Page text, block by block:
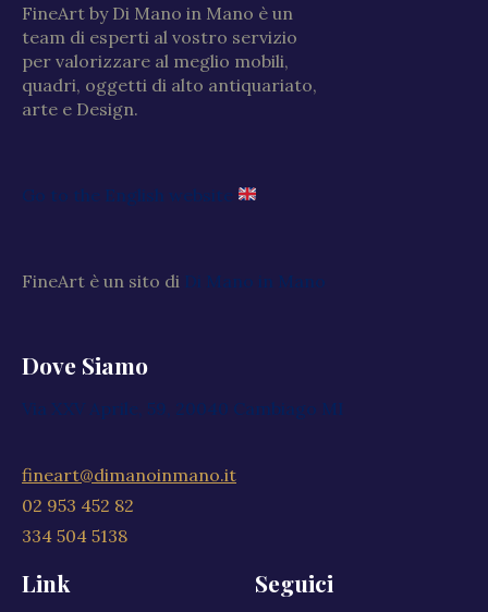
FineArt by Di Mano in Mano è un
team di esperti al vostro servizio
per valorizzare al meglio mobili,
quadri, oggetti di alto antiquariato,
arte e Design.
Go to the English website
FineArt è un sito di Di Mano in Mano
Dove Siamo
Via XXV Aprile, 59, 20040 Cambiago MI
fineart@dimanoinmano.it
02 953 452 82
334 504 5138
Link Seguici